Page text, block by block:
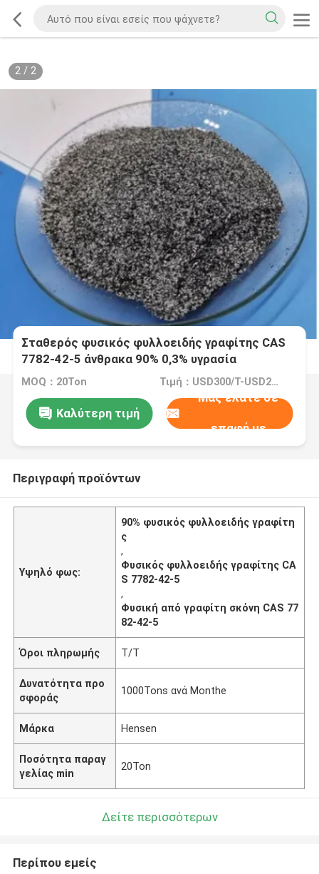
2/ 2
Σταθερός φυσικός φυλλοειδής γραφίτης CAS
7782-42-5 άνθρακα 90% 0,3% υγρασία
MOQ：20Ton Τιμή：USD300/T-USD2000/T
Καλύτερη τιμή
Μας ελάτε σε
επαφή με
Περιγραφή προϊόντων
Υψηλό φως:
90% φυσικός φυλλοειδής γραφίτη
ς
,
Φυσικός φυλλοειδής γραφίτης CA
S 7782-42-5
,
Φυσική από γραφίτη σκόνη CAS 77
82-42-5
Όροι πληρωμής T/T
Δυνατότητα προ
σφοράς
1000Tons ανά Monthe
Μάρκα Hensen
Ποσότητα παραγ
γελίας min
20Ton
Δείτε περισσότερων
Περίπου εμείς